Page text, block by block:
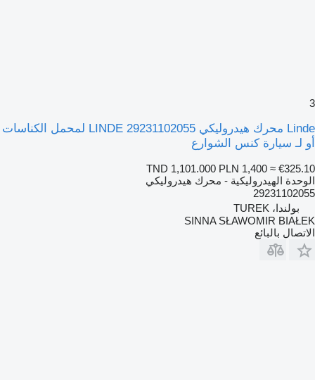
3
Linde محرك هيدروليكي LINDE 29231102055 لمحمل الكناسات
أو لـ سيارة كنس الشوارع
TND 1,101.000 PLN 1,400 ≈ €325.10
الوحدة الهيدروليكية - محرك هيدروليكي
29231102055
بولندا، TUREK
SINNA SŁAWOMIR BIAŁEK
الاتصال بالبائع